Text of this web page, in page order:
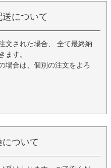
について
文された場合、 全て最終納
ます。
場合は、個別の注文をよろ
ついて